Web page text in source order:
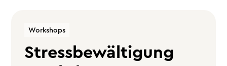
Workshops
Stressbewältigung